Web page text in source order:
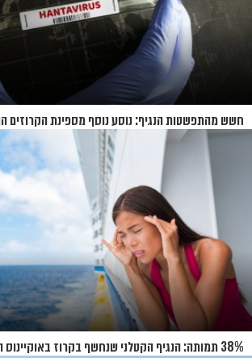
חשש מהתפשטות הנגיף: נוסע נוסף מספינת הקרוזים
בנברסקה
38% תמותה: הנגיף הקטלני שנחשף בקרוז באוקיינוס האטלנטי